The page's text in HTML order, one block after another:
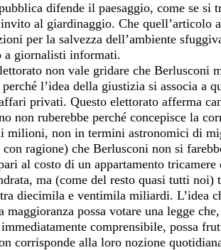
difende il paesaggio, come se si
al giardinaggio. Che quell’articolo
per la salvezza dell’ambiente
a giornalisti informati.
non vale gridare che Berlusconi
l’idea della giustizia si associa a
privati. Questo elettorato afferma
non ruberebbe perché concepisce la
milioni, non in termini astronomici di
con ragione) che Berlusconi non si
al costo di un appartamento
ma (come del resto quasi tutti
diecimila e ventimila miliardi. L’idea
maggioranza possa votare una legge
comprensibile, possa
corrisponde alla loro nozione